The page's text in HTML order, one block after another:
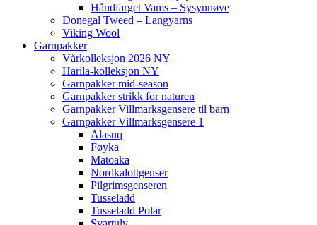
Håndfarget Vams – Sysynnøve
Donegal Tweed – Langyarns
Viking Wool
Garnpakker
Vårkolleksjon 2026 NY
Harila-kolleksjon NY
Garnpakker mid-season
Garnpakker strikk for naturen
Garnpakker Villmarksgensere til barn
Garnpakker Villmarksgensere 1
Alasuq
Føyka
Matoaka
Nordkalottgenser
Pilgrimsgenseren
Tusseladd
Tusseladd Polar